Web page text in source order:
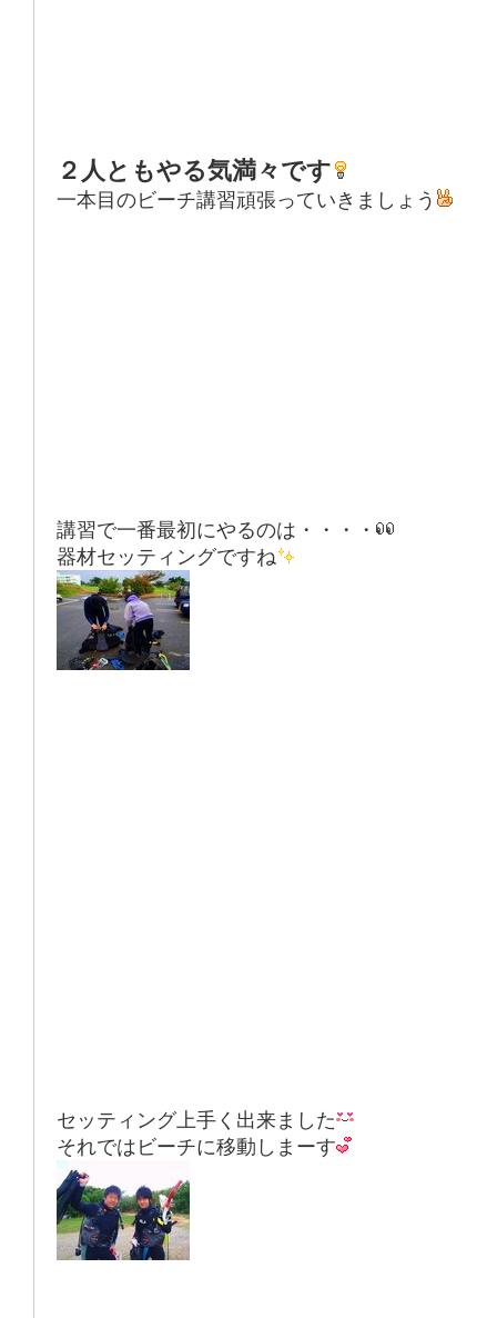
２人ともやる気満々です
一本目のビーチ講習頑張っていきましょう
講習で一番最初にやるのは・・・・
器材セッティングですね
セッティング上手く出来ました
それではビーチに移動しまーす